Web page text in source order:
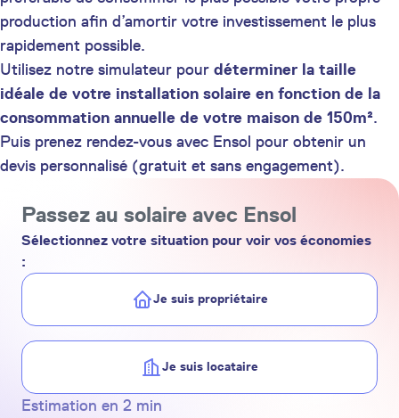
production afin d’amortir votre investissement le plus
rapidement possible.
Utilisez notre simulateur pour déterminer la taille
idéale de votre installation solaire en fonction de la
consommation annuelle de votre maison de 150m².
Puis prenez rendez-vous avec Ensol pour obtenir un
devis personnalisé (gratuit et sans engagement).
Passez au solaire avec Ensol
Sélectionnez votre situation pour voir vos économies
:
Je suis propriétaire
Je suis locataire
Estimation en 2 min